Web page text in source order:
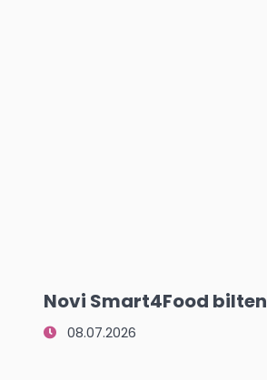
Novi Smart4Food bilten
08.07.2026